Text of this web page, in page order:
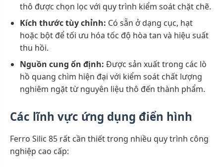
thô được chọn lọc với quy trình kiểm soát chặt chẽ.
Kích thước tùy chỉnh: Có sẵn ở dạng cục, hạt
hoặc bột để tối ưu hóa tốc độ hòa tan và hiệu suất
thu hồi.
Nguồn cung ổn định: Được sản xuất trong các lò
hồ quang chìm hiện đại với kiểm soát chất lượng
nghiêm ngặt từ nguyên liệu thô đến thành phẩm.
Các lĩnh vực ứng dụng điển hình
Ferro Silic 85 rất cần thiết trong nhiều quy trình công
nghiệp cao cấp: